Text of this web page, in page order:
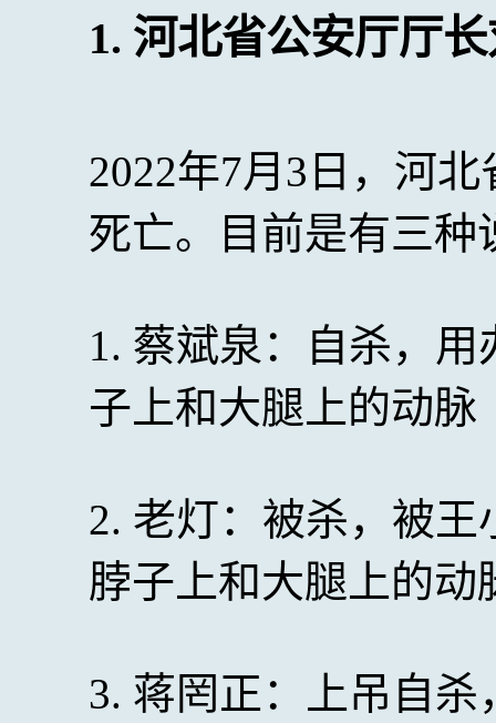
1. 河北省公安厅厅
2022年7月3日，河
死亡。目前是有三种
1. 蔡斌泉：自杀，
子上和大腿上的动脉
2. 老灯：被杀，被
脖子上和大腿上的动
3. 蒋罔正：上吊自杀